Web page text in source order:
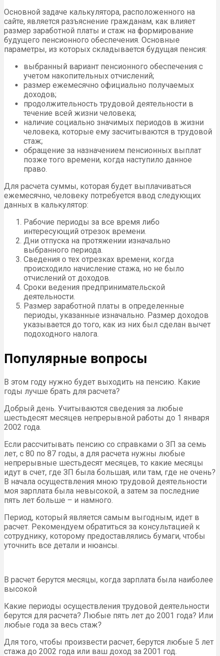
Основной задаче калькулятора, расположенного на
сайте, является разъяснение гражданам, как влияет
размер заработной платы и стаж на формирование
будущего пенсионного обеспечения. Основные
параметры, из которых складывается будущая пенсия:
выбранный вариант пенсионного обеспечения с
учетом накопительных отчислений;
размер ежемесячно официально получаемых
доходов;
продолжительность трудовой деятельности в
течение всей жизни человека;
наличие социально значимых периодов в жизни
человека, которые ему засчитываются в трудовой
стаж;
обращение за назначением пенсионных выплат
позже того времени, когда наступило данное
право.
Для расчета суммы, которая будет выплачиваться
ежемесячно, человеку потребуется ввод следующих
данных в калькулятор:
Рабочие периоды за все время либо
интересующий отрезок времени.
Дни отпуска на протяжении изначально
выбранного периода.
Сведения о тех отрезках времени, когда
происходило начисление стажа, но не было
отчислений от доходов.
Сроки ведения предпринимательской
деятельности.
Размер заработной платы в определенные
периоды, указанные изначально. Размер доходов
указывается до того, как из них был сделан вычет
подоходного налога.
Популярные вопросы
В этом году нужно будет выходить на пенсию. Какие
годы лучше брать для расчета?
Добрый день. Учитываются сведения за любые
шестьдесят месяцев непрерывной работы до 1 января
2002 года.
Если рассчитывать пенсию со справками о ЗП за семь
лет, с 80 по 87 годы, а для расчета нужны любые
непрерывные шестьдесят месяцев, то какие месяцы
идут в счет, где ЗП была большая, или там, где не очень?
В начала осуществления мною трудовой деятельности
моя зарплата была невысокой, а затем за последние
пять лет больше – и намного.
Период, который является самым выгодным, идет в
расчет. Рекомендуем обратиться за консультацией к
сотруднику, которому предоставлялись бумаги, чтобы
уточнить все детали и нюансы.
В расчет берутся месяцы, когда зарплата была наиболее
высокой
Какие периоды осуществления трудовой деятельности
берутся для расчета? Любые пять лет до 2001 года? Или
любые года за весь стаж?
Для того, чтобы произвести расчет, берутся любые 5 лет
стажа до 2002 года или ваш доход за 2001 год.